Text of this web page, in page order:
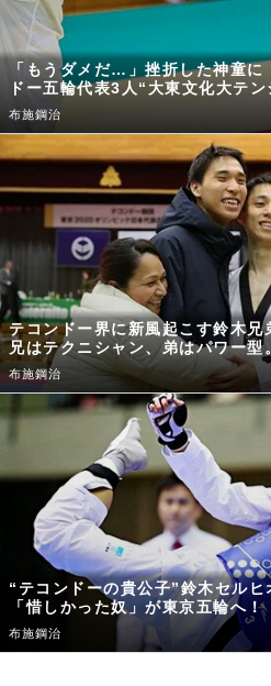
「もうダメだ…」挫折した神童
ドー五輪代表3人“大東文化大テン
布施鋼治
テコンドー界に新風起こす鈴木兄
兄はテクニシャン、弟はパワー型
布施鋼治
“テコンドーの貴公子”鈴木セルヒ
「惜しかった奴」が東京五輪へ！
布施鋼治